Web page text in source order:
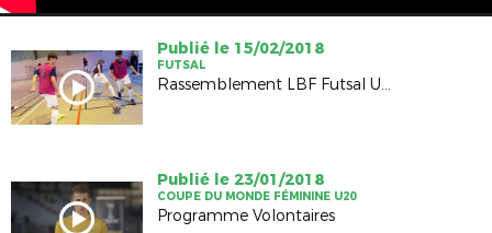
Publié le 15/02/2018
FUTSAL
Rassemblement LBF Futsal U18
Publié le 23/01/2018
COUPE DU MONDE FÉMININE U20
Programme Volontaires